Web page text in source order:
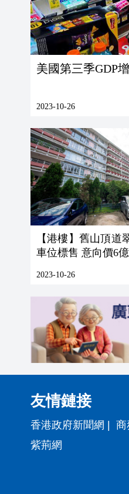
美國第三季GDP
2023-10-26
【港樓】舊山頂道
車位標售 意向價6億
2023-10-26
友情鏈接
香港政府新聞網 商
紫荊網